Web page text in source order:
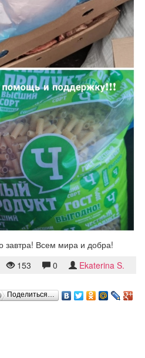
Всем мира и добра!
153 0 Ekaterina S.
Поделиться…